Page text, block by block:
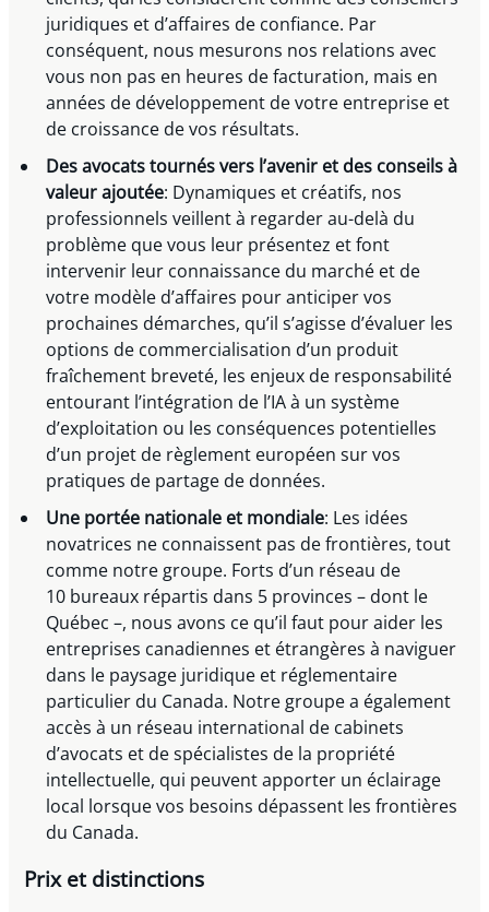
juridiques et d’affaires de confiance. Par
conséquent, nous mesurons nos relations avec
vous non pas en heures de facturation, mais en
années de développement de votre entreprise et
de croissance de vos résultats.
Des avocats tournés vers l’avenir et des conseils à
valeur ajoutée: Dynamiques et créatifs, nos
professionnels veillent à regarder au-delà du
problème que vous leur présentez et font
intervenir leur connaissance du marché et de
votre modèle d’affaires pour anticiper vos
prochaines démarches, qu’il s’agisse d’évaluer les
options de commercialisation d’un produit
fraîchement breveté, les enjeux de responsabilité
entourant l’intégration de l’IA à un système
d’exploitation ou les conséquences potentielles
d’un projet de règlement européen sur vos
pratiques de partage de données.
Une portée nationale et mondiale: Les idées
novatrices ne connaissent pas de frontières, tout
comme notre groupe. Forts d’un réseau de
10 bureaux répartis dans 5 provinces – dont le
Québec –, nous avons ce qu’il faut pour aider les
entreprises canadiennes et étrangères à naviguer
dans le paysage juridique et réglementaire
particulier du Canada. Notre groupe a également
accès à un réseau international de cabinets
d’avocats et de spécialistes de la propriété
intellectuelle, qui peuvent apporter un éclairage
local lorsque vos besoins dépassent les frontières
du Canada.
Prix et distinctions